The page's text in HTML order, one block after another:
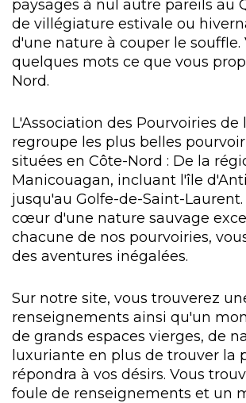
paysages à nul autre pareils au
de villégiature estivale ou
d'une nature à couper le souffle.
quelques mots ce que vous
Nord.
L'Association des Pourvoiries de
regroupe les plus belles
situées en Côte-Nord : De la
Manicouagan, incluant l'île
jusqu'au Golfe-de-Saint-
cœur d'une nature sauvage
chacune de nos pourvoiries,
des aventures inégalées.
Sur notre site, vous trouverez
renseignements ainsi qu'un
de grands espaces vierges, de
luxuriante en plus de trouver la
répondra à vos désirs. Vous
foule de renseignements et un